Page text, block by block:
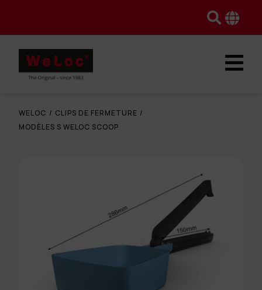
WELOC / CLIPS DE FERMETURE /
MODÈLES S WELOC SCOOP